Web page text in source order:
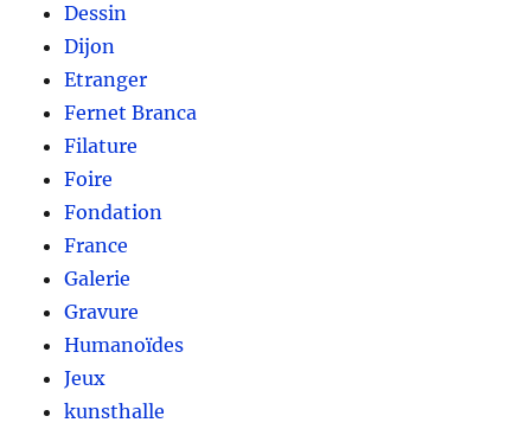
Dessin
Dijon
Etranger
Fernet Branca
Filature
Foire
Fondation
France
Galerie
Gravure
Humanoïdes
Jeux
kunsthalle